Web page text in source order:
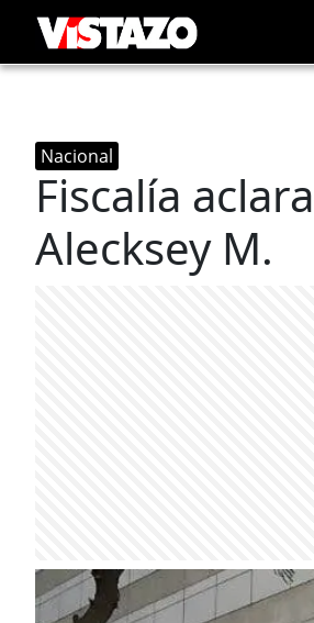
Nacional
Fiscalía
Alecksey M.